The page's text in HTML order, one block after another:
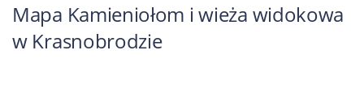
Mapa Kamieniołom i wieża widokowa
w Krasnobrodzie